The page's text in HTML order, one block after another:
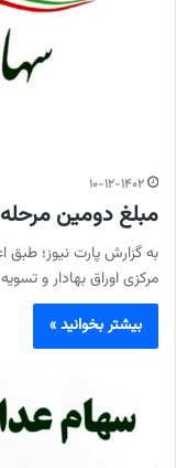
۱۰-۱۲-۱۴۰۲
مبلغ دومین
به گزارش پارت نیوز؛ طبق
مرکزی اوراق بهادار و
بیشتر بخوانید »